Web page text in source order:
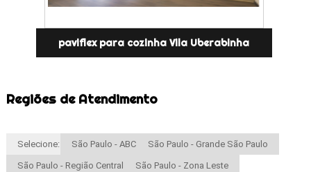
paviflex para cozinha Vila Uberabinha
Regiões de Atendimento
Selecione: São Paulo - ABC São Paulo - Grande São Paulo
São Paulo - Região Central São Paulo - Zona Leste